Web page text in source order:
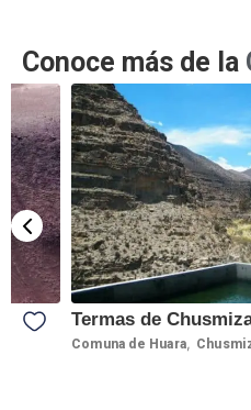
Conoce más de la
Termas de
Comuna de Huara